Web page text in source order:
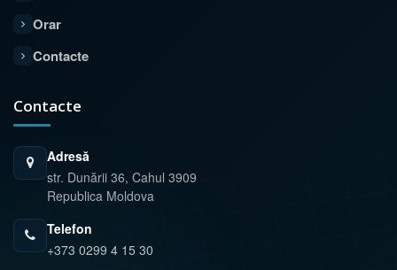
Orar
Contacte
Contacte
Adresă
str. Dunării 36, Cahul 3909
Republica Moldova
Telefon
+373 0299 4 15 30